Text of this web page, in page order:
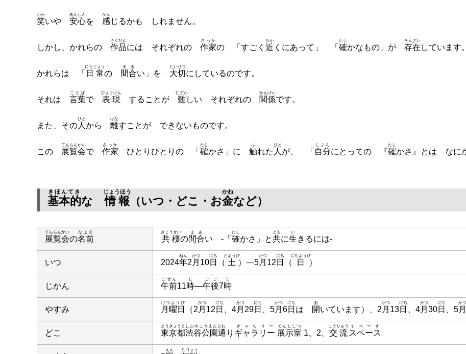
笑
わら
いや 安心
あんしん
を 感
かん
じるかも しれません。
しかし、かれらの 作品
さくひん
には それぞれの 作家
さっか
の 「すごく 近
ちか
くにあって」 「 確
たし
かなもの」が 存在
そんざい
しています。
かれらは 「 日常
にちじょう
の 間合
まあ
い」を 大切
たいせつ
にしているのです。
それは 言葉
ことば
で 表現
ひょうげん
することが 難
むずか
しい それぞれの 関係
かんけい
です。
また、その人
ひと
から 離
はな
すことが できないものです。
この 展覧会
てんらんかい
で 作家
さっか
ひとりひとりの 「 確
たし
かさ」に 触
ふ
れた 人
ひと
が、 「 自分
じぶん
にとっての 『確
たし
かさ』とは なに
基本的
きほんてき
な 情報
じょうほう
（いつ・どこ・お金
かね
など）
展覧会
てんらんかい
の名前
なまえ
共棲
きょうせい
の間合
まあ
い -「 確
たし
かさ」と共
とも
に生
い
きるには-
いつ 2024年
ねん
2 月
がつ
10日
にち
（ 土
どようび
）―5月
がつ
12 日
にち
（ 日
にちようび
）
じかん 午前
ごぜん
11時
じ
―午後
ごご
7時
じ
やすみ 月曜日
げつようび
（2 月
がつ
12 日
にち
、4月
がつ
29日
にち
、5月
がつ
6日
にち
は 開
あ
いています）、2 月
がつ
13日
にち
、4月
がつ
30日
にち
、5月
がつ
どこ 東京都
とうきょうと
渋谷公園通
しぶやこうえんどお
り ギャラリー
ぎゃらりー
展示室
てんじしつ
1、2、 交流
こうりゅう
スペース
すぺーす
えん むりょう